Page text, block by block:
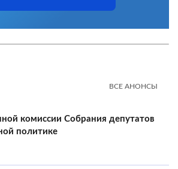
ВСЕ АНОНСЫ
комиссии Собрания депутатов
политике